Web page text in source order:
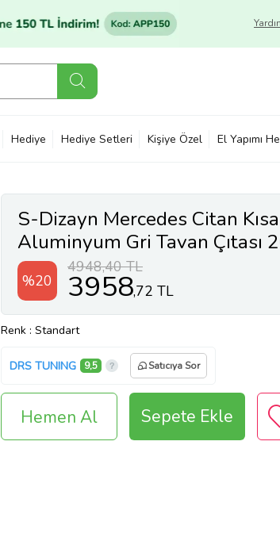
Hediye Hediye Setleri Kişiye Özel El Yapımı
S-Dizayn Mercedes Citan
Aluminyum Gri Tavan
Kalite
%20
4948,40 TL
3958,72 TL
Renk : Standart
DRS TUNING 9,5 Satıcıya Sor
Hemen Al Sepete Ekle